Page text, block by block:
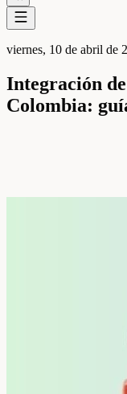
viernes, 10 de abril de
Integración
Colombia: